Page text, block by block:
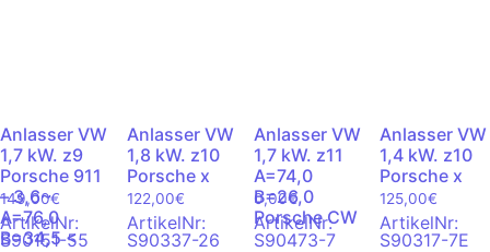
Anlasser VW
1,7 kW. z9
Porsche 911
– 3,6~
A=76,0
B=34,5 <
149,00€
ArtikelNr:
S90151-55
Anlasser VW
1,8 kW. z10
Porsche x
122,00€
ArtikelNr:
S90337-26
Anlasser VW
1,7 kW. z11
A=74,0
B=26,0
Porsche CW
0,00€
ArtikelNr:
S90473-7
Anlasser VW
1,4 kW. z10
Porsche x
125,00€
ArtikelNr:
S90317-7E